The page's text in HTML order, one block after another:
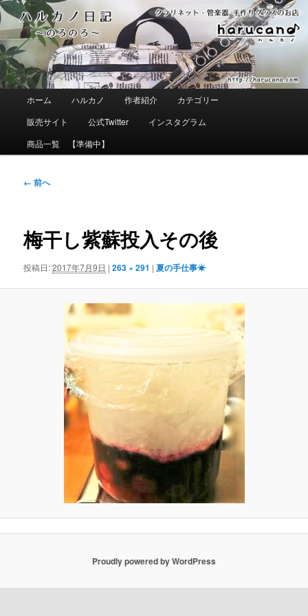
メ
イ
ン
コ
ン
テ
ン
ツ
ュ
ホーム ハルカノ 作者紹介
カテゴリー
販売サイト
公式Twitter
インスタグラム
商品一覧 【準備中】
画
ゲ
ー
シ
ョ
← 前へ
梅干し紫蘇投入その後
投稿日:2017年7月9日 |263 × 291 |夏の手仕事☀
Proudly powered by WordPress